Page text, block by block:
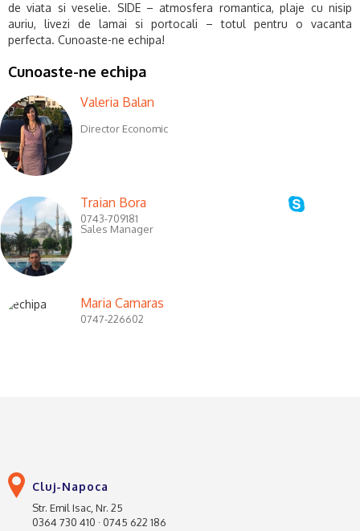
de viata si veselie. SIDE – atmosfera romantica, plaje cu nisip
auriu, livezi de lamai si portocali – totul pentru o vacanta
perfecta. Cunoaste-ne echipa!
Cunoaste-ne echipa
Valeria Balan
Director Economic
Traian Bora
0743-709181
Sales Manager
Maria Camaras
0747-226602
Cluj-Napoca
Str. Emil Isac, Nr. 25
0364 730 410 · 0745 622 186